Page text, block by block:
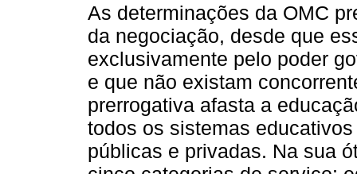
As determinações da OMC
da negociação, desde que
exclusivamente pelo poder
e que não existam
prerrogativa afasta a
todos os sistemas
públicas e privadas. Na sua